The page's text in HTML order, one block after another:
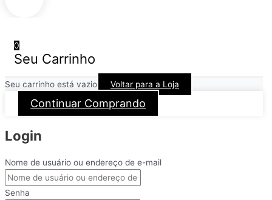
0
Seu Carrinho
Seu carrinho está vazio Voltar para a Loja
Continuar Comprando
Login
Nome de usuário ou endereço de e-mail
Senha